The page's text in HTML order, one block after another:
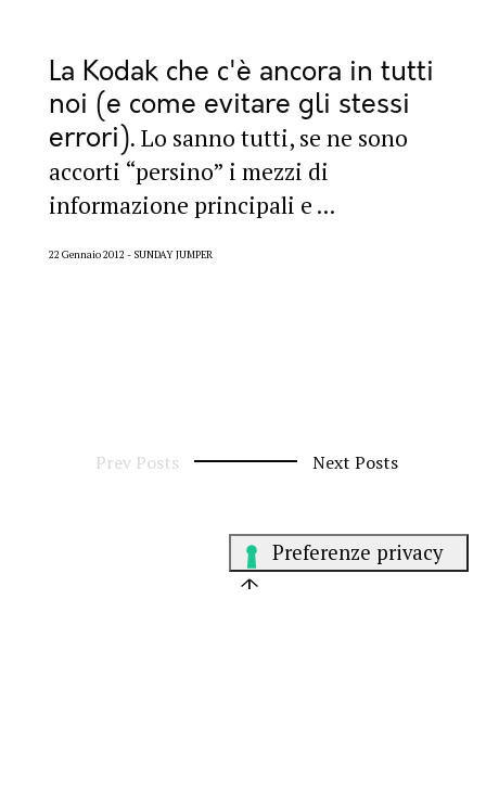
La Kodak che c'è ancora in tutti
noi (e come evitare gli stessi
errori) Lo sanno tutti, se ne sono
accorti “persino” i mezzi di
informazione principali e ...
22 Gennaio 2012 SUNDAY JUMPER
Prev Posts Next Posts